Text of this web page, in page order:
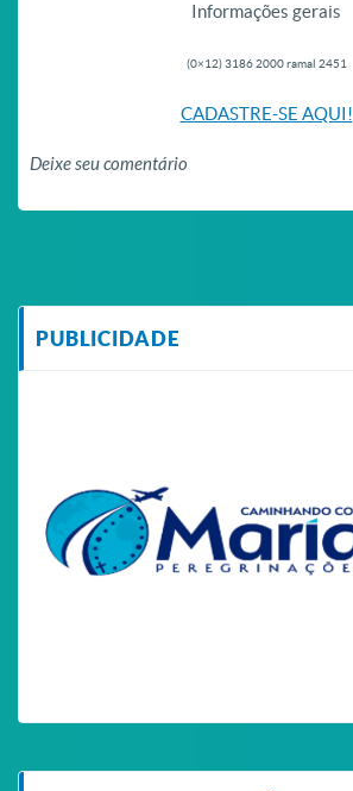
Informações gerais
(0×12) 3186 2000 ramal 2451
CADASTRE-SE AQUI!
Deixe seu comentário
PUBLICIDADE